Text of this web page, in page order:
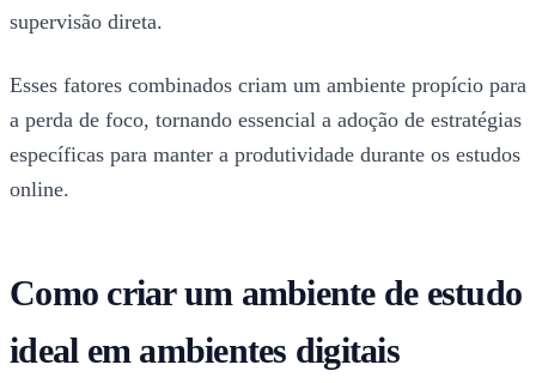
supervisão direta.
Esses fatores combinados criam um ambiente propício para
a perda de foco, tornando essencial a adoção de estratégias
específicas para manter a produtividade durante os estudos
online.
Como criar um ambiente de estudo
ideal em ambientes digitais